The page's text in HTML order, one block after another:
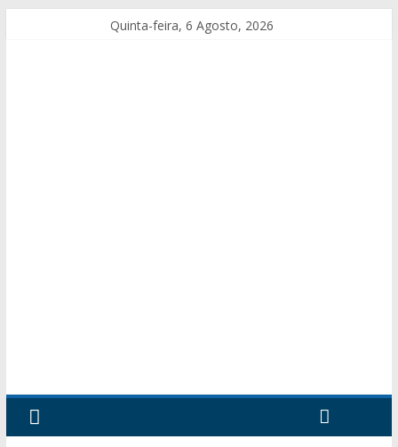
Quinta-feira, 6 Agosto, 2026